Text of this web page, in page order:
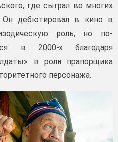
где сыграл во многих
Он дебютировал в кино в
роль, но по-
в 2000-х благодаря
в роли прапорщика
персонажа.